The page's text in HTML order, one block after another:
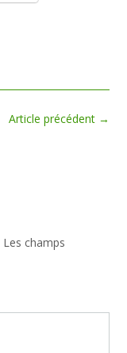
Article précédent →
Les champs